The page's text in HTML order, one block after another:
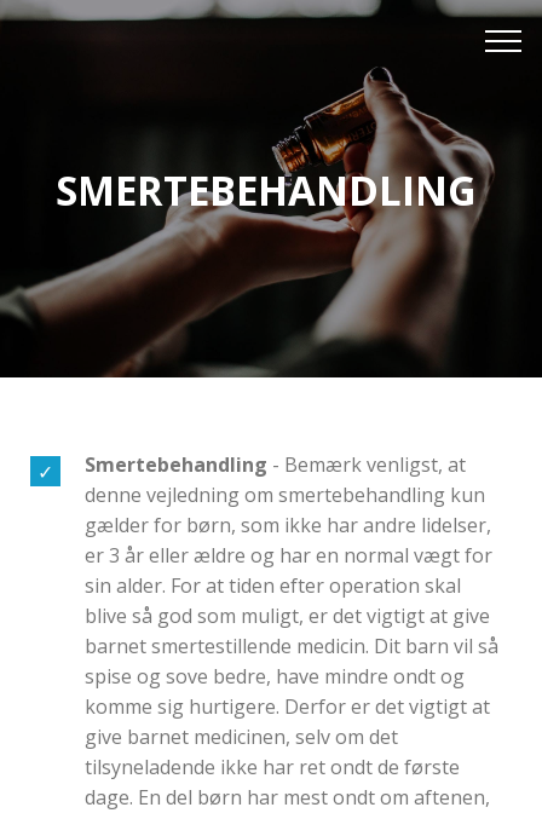
SMERTEBEHANDLING
Smertebehandling - Bemærk venligst, at
denne vejledning om smertebehandling kun
gælder for børn, som ikke har andre lidelser,
er 3 år eller ældre og har en normal vægt for
sin alder. For at tiden efter operation skal
blive så god som muligt, er det vigtigt at give
barnet smertestillende medicin. Dit barn vil så
spise og sove bedre, have mindre ondt og
komme sig hurtigere. Derfor er det vigtigt at
give barnet medicinen, selv om det
tilsyneladende ikke har ret ondt de første
dage. En del børn har mest ondt om aftenen,